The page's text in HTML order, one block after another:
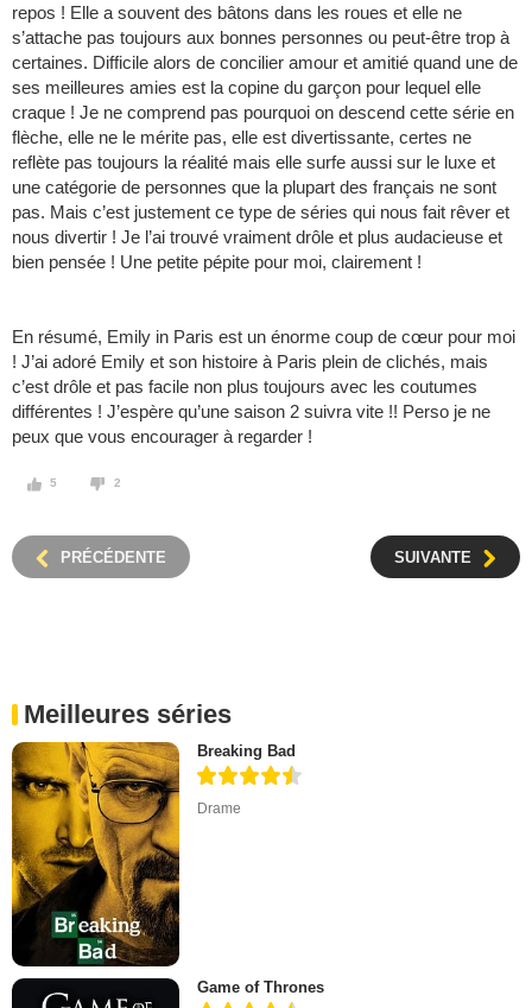
repos ! Elle a souvent des bâtons dans les roues et elle ne
s’attache pas toujours aux bonnes personnes ou peut-être trop à
certaines. Difficile alors de concilier amour et amitié quand une de
ses meilleures amies est la copine du garçon pour lequel elle
craque ! Je ne comprend pas pourquoi on descend cette série en
flèche, elle ne le mérite pas, elle est divertissante, certes ne
reflète pas toujours la réalité mais elle surfe aussi sur le luxe et
une catégorie de personnes que la plupart des français ne sont
pas. Mais c’est justement ce type de séries qui nous fait rêver et
nous divertir ! Je l’ai trouvé vraiment drôle et plus audacieuse et
bien pensée ! Une petite pépite pour moi, clairement !
En résumé, Emily in Paris est un énorme coup de cœur pour moi
! J’ai adoré Emily et son histoire à Paris plein de clichés, mais
c’est drôle et pas facile non plus toujours avec les coutumes
différentes ! J’espère qu’une saison 2 suivra vite !! Perso je ne
peux que vous encourager à regarder !
5 2
PRÉCÉDENTE SUIVANTE
Meilleures séries
Breaking Bad
Drame
Game of Thrones